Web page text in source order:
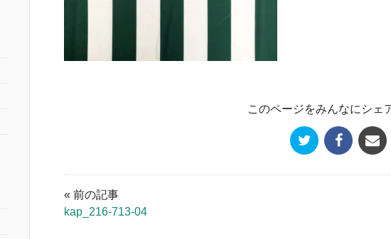
このページをみんなにシェ
« 前の記事
kap_216-713-04